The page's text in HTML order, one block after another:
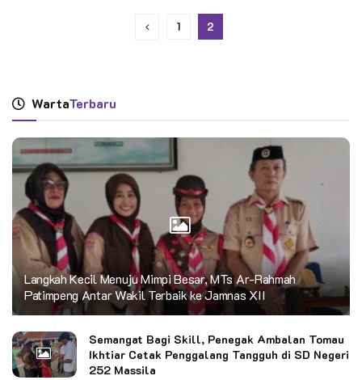
1 2
WartaTerbaru
Langkah Kecil Menuju Mimpi Besar, MTs Ar-Rahmah
Patimpeng Antar Wakil Terbaik ke Jamnas XII
Semangat Bagi Skill, Penegak Ambalan Tomau
Ikhtiar Cetak Penggalang Tangguh di SD Negeri
252 Massila